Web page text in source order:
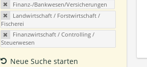
Finanz-/Bankwesen/Versicherungen
Landwirtschaft / Forstwirtschaft /
Fischerei
Finanzwirtschaft / Controlling /
Steuerwesen
Neue Suche starten